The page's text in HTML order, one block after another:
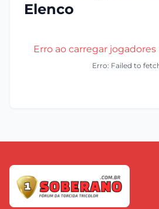
Elenco
Erro ao carregar
Erro: Failed to